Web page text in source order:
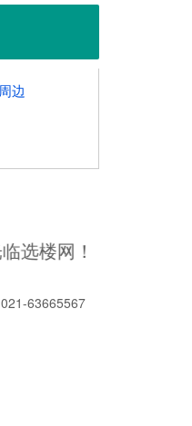
边
临选楼网！
63665567